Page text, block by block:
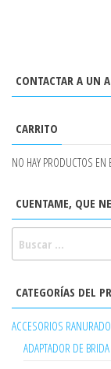
CONTACTAR A UN
CARRITO
NO HAY PRODUCTOS EN
CUENTAME, QUE
CATEGORÍAS DEL
ACCESORIOS
ADAPTADOR DE